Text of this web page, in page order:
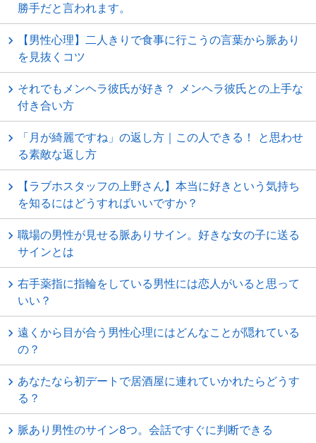
勝手だと言われます。
【男性心理】二人きりで食事に行こうの言葉から脈あり
を見抜くコツ
それでもメンヘラ彼氏が好き？ メンヘラ彼氏との上手な
付き合い方
「月が綺麗ですね」の返し方｜この人できる！ と思わせ
る素敵な返し方
【ラブホスタッフの上野さん】本当に好きという気持ち
を知るにはどうすればいいですか？
職場の男性が見せる脈ありサイン。好きな女の子に送る
サインとは
右手薬指に指輪をしている男性には恋人がいると思って
いい？
遠くから目が合う男性心理にはどんなことが隠れている
の？
あなたなら初デートで居酒屋に連れていかれたらどうす
る？
脈あり男性のサイン8つ。会話ですぐに判断できる